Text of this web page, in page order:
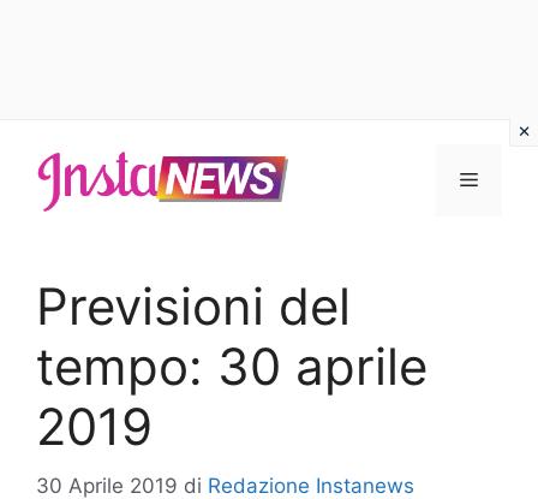
contenuto
Menu
Previsioni del
tempo: 30 aprile
2019
30 Aprile 2019 di Redazione Instanews